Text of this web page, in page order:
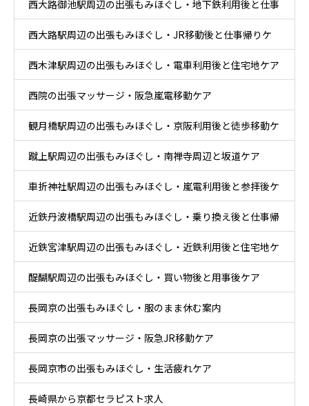
ケア
西大路御池駅周辺の出張もみほぐし・地下鉄利用後と仕事
帰りケア
西大路駅周辺の出張もみほぐし・JR移動後と仕事帰りケ
ア
西木津駅周辺の出張もみほぐし・電車利用後と住宅地ケア
西院の出張マッサージ・阪急嵐電移動ケア
観月橋駅周辺の出張もみほぐし・京阪利用後と徒歩移動ケ
ア
蹴上駅周辺の出張もみほぐし・南禅寺周辺と坂道ケア
車折神社駅周辺の出張もみほぐし・嵐電利用後と参拝後ケ
ア
近鉄丹波橋駅周辺の出張もみほぐし・乗り換え後と仕事帰
りケア
近鉄宮津駅周辺の出張もみほぐし・近鉄利用後と住宅地ケ
ア
醍醐駅周辺の出張もみほぐし・買い物後と用事後ケア
長岡京の出張もみほぐし・服のまま休む案内
長岡京の出張マッサージ・阪急JR移動ケア
長岡京市の出張もみほぐし・生活疲れケア
長崎県から京都セラピスト求人